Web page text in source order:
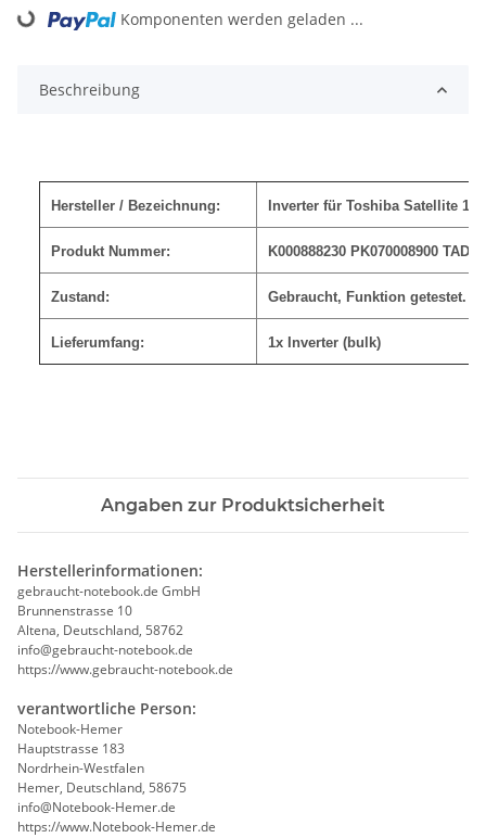
Loading... Komponenten werden geladen ...
Beschreibung
Hersteller / Bezeichnung: Inverter für Toshiba Satellite
Produkt Nummer: K000888230 PK070008900
Zustand: Gebraucht, Funktion getestet.
Lieferumfang: 1x Inverter (bulk)
Angaben zur Produktsicherheit
Herstellerinformationen:
gebraucht-notebook.de GmbH
Brunnenstrasse 10
Altena, Deutschland, 58762
info@gebraucht-notebook.de
https://www.gebraucht-notebook.de
verantwortliche Person:
Notebook-Hemer
Hauptstrasse 183
Nordrhein-Westfalen
Hemer, Deutschland, 58675
info@Notebook-Hemer.de
https://www.Notebook-Hemer.de